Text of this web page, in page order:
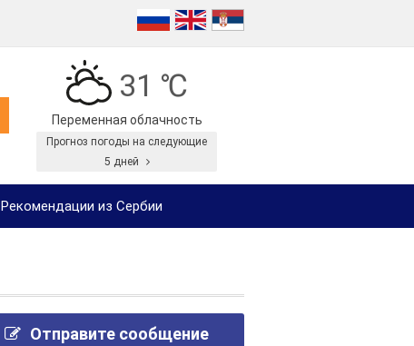
31 ℃
Переменная облачность
Прогноз погоды на следующие
5 дней
Рекомендации из Сербии
Отправите сообщение